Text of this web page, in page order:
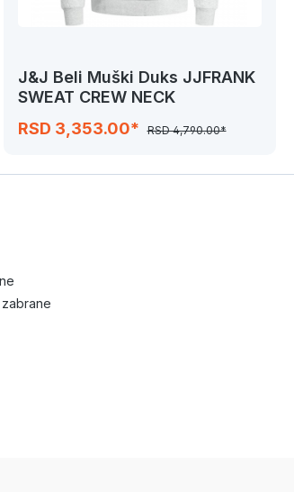
J&J Beli Muški Duks JJFRANK
SWEAT CREW NECK
RSD 3,353.00*
RSD 4,790.00*